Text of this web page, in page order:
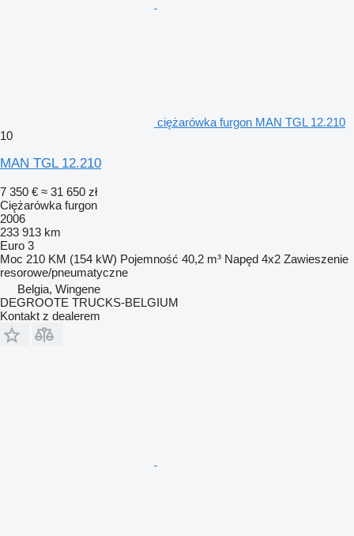
ciężarówka furgon MAN TGL 12.210
10
MAN TGL 12.210
7 350 € ≈ 31 650 zł
Ciężarówka furgon
2006
233 913 km
Euro 3
Moc 210 KM (154 kW) Pojemność 40,2 m³ Napęd 4x2 Zawieszenie
resorowe/pneumatyczne
Belgia, Wingene
DEGROOTE TRUCKS-BELGIUM
Kontakt z dealerem